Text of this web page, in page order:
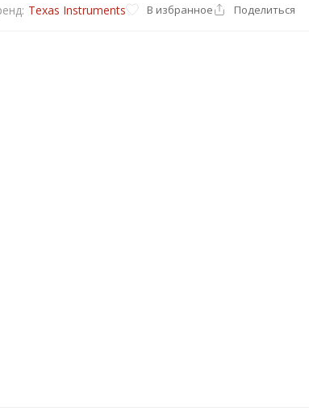
Texas Instruments В избранное Поделиться